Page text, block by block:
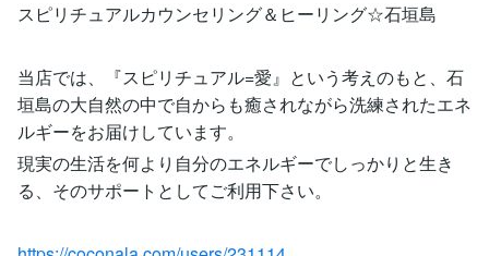
スピリチュアルカウンセリング＆ヒーリング☆石垣島
当店では、『スピリチュアル=愛』という考えのもと、石
垣島の大自然の中で自からも癒されながら洗練されたエネ
ルギーをお届けしています。
現実の生活を何より自分のエネルギーでしっかりと生き
る、そのサポートとしてご利用下さい。